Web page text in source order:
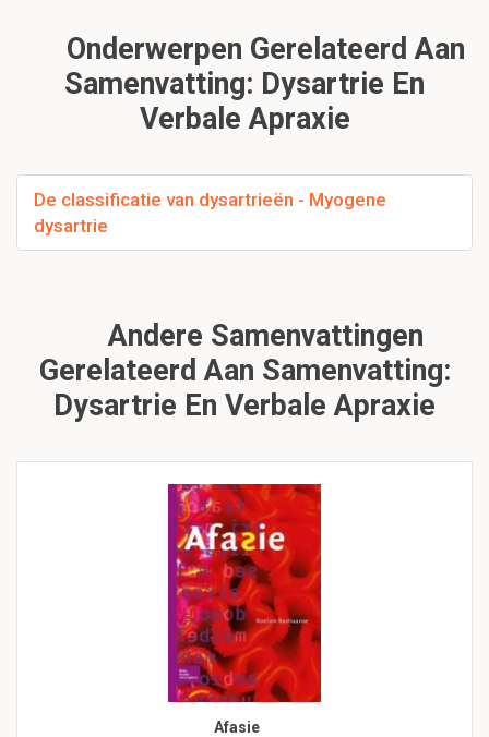
Onderwerpen Gerelateerd Aan
Samenvatting: Dysartrie En
Verbale Apraxie
De classificatie van dysartrieën - Myogene
dysartrie
Andere Samenvattingen
Gerelateerd Aan Samenvatting:
Dysartrie En Verbale Apraxie
Afasie